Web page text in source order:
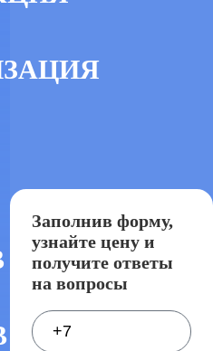
Заполнив форму,
узнайте цену и
получите ответы
на вопросы